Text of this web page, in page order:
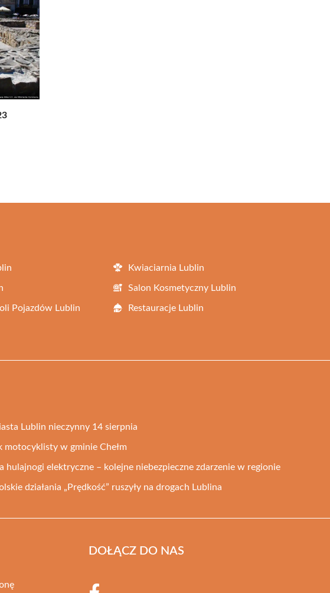
Kwiaciarnia Lublin
Salon Kosmetyczny Lublin
Pojazdów Lublin Restauracje Lublin
Lublin nieczynny 14 sierpnia
motocyklisty w gminie Chełm
hulajnogi elektryczne – kolejne niebezpieczne zdarzenie w regionie
działania „Prędkość” ruszyły na drogach Lublina
DOŁĄCZ DO NAS